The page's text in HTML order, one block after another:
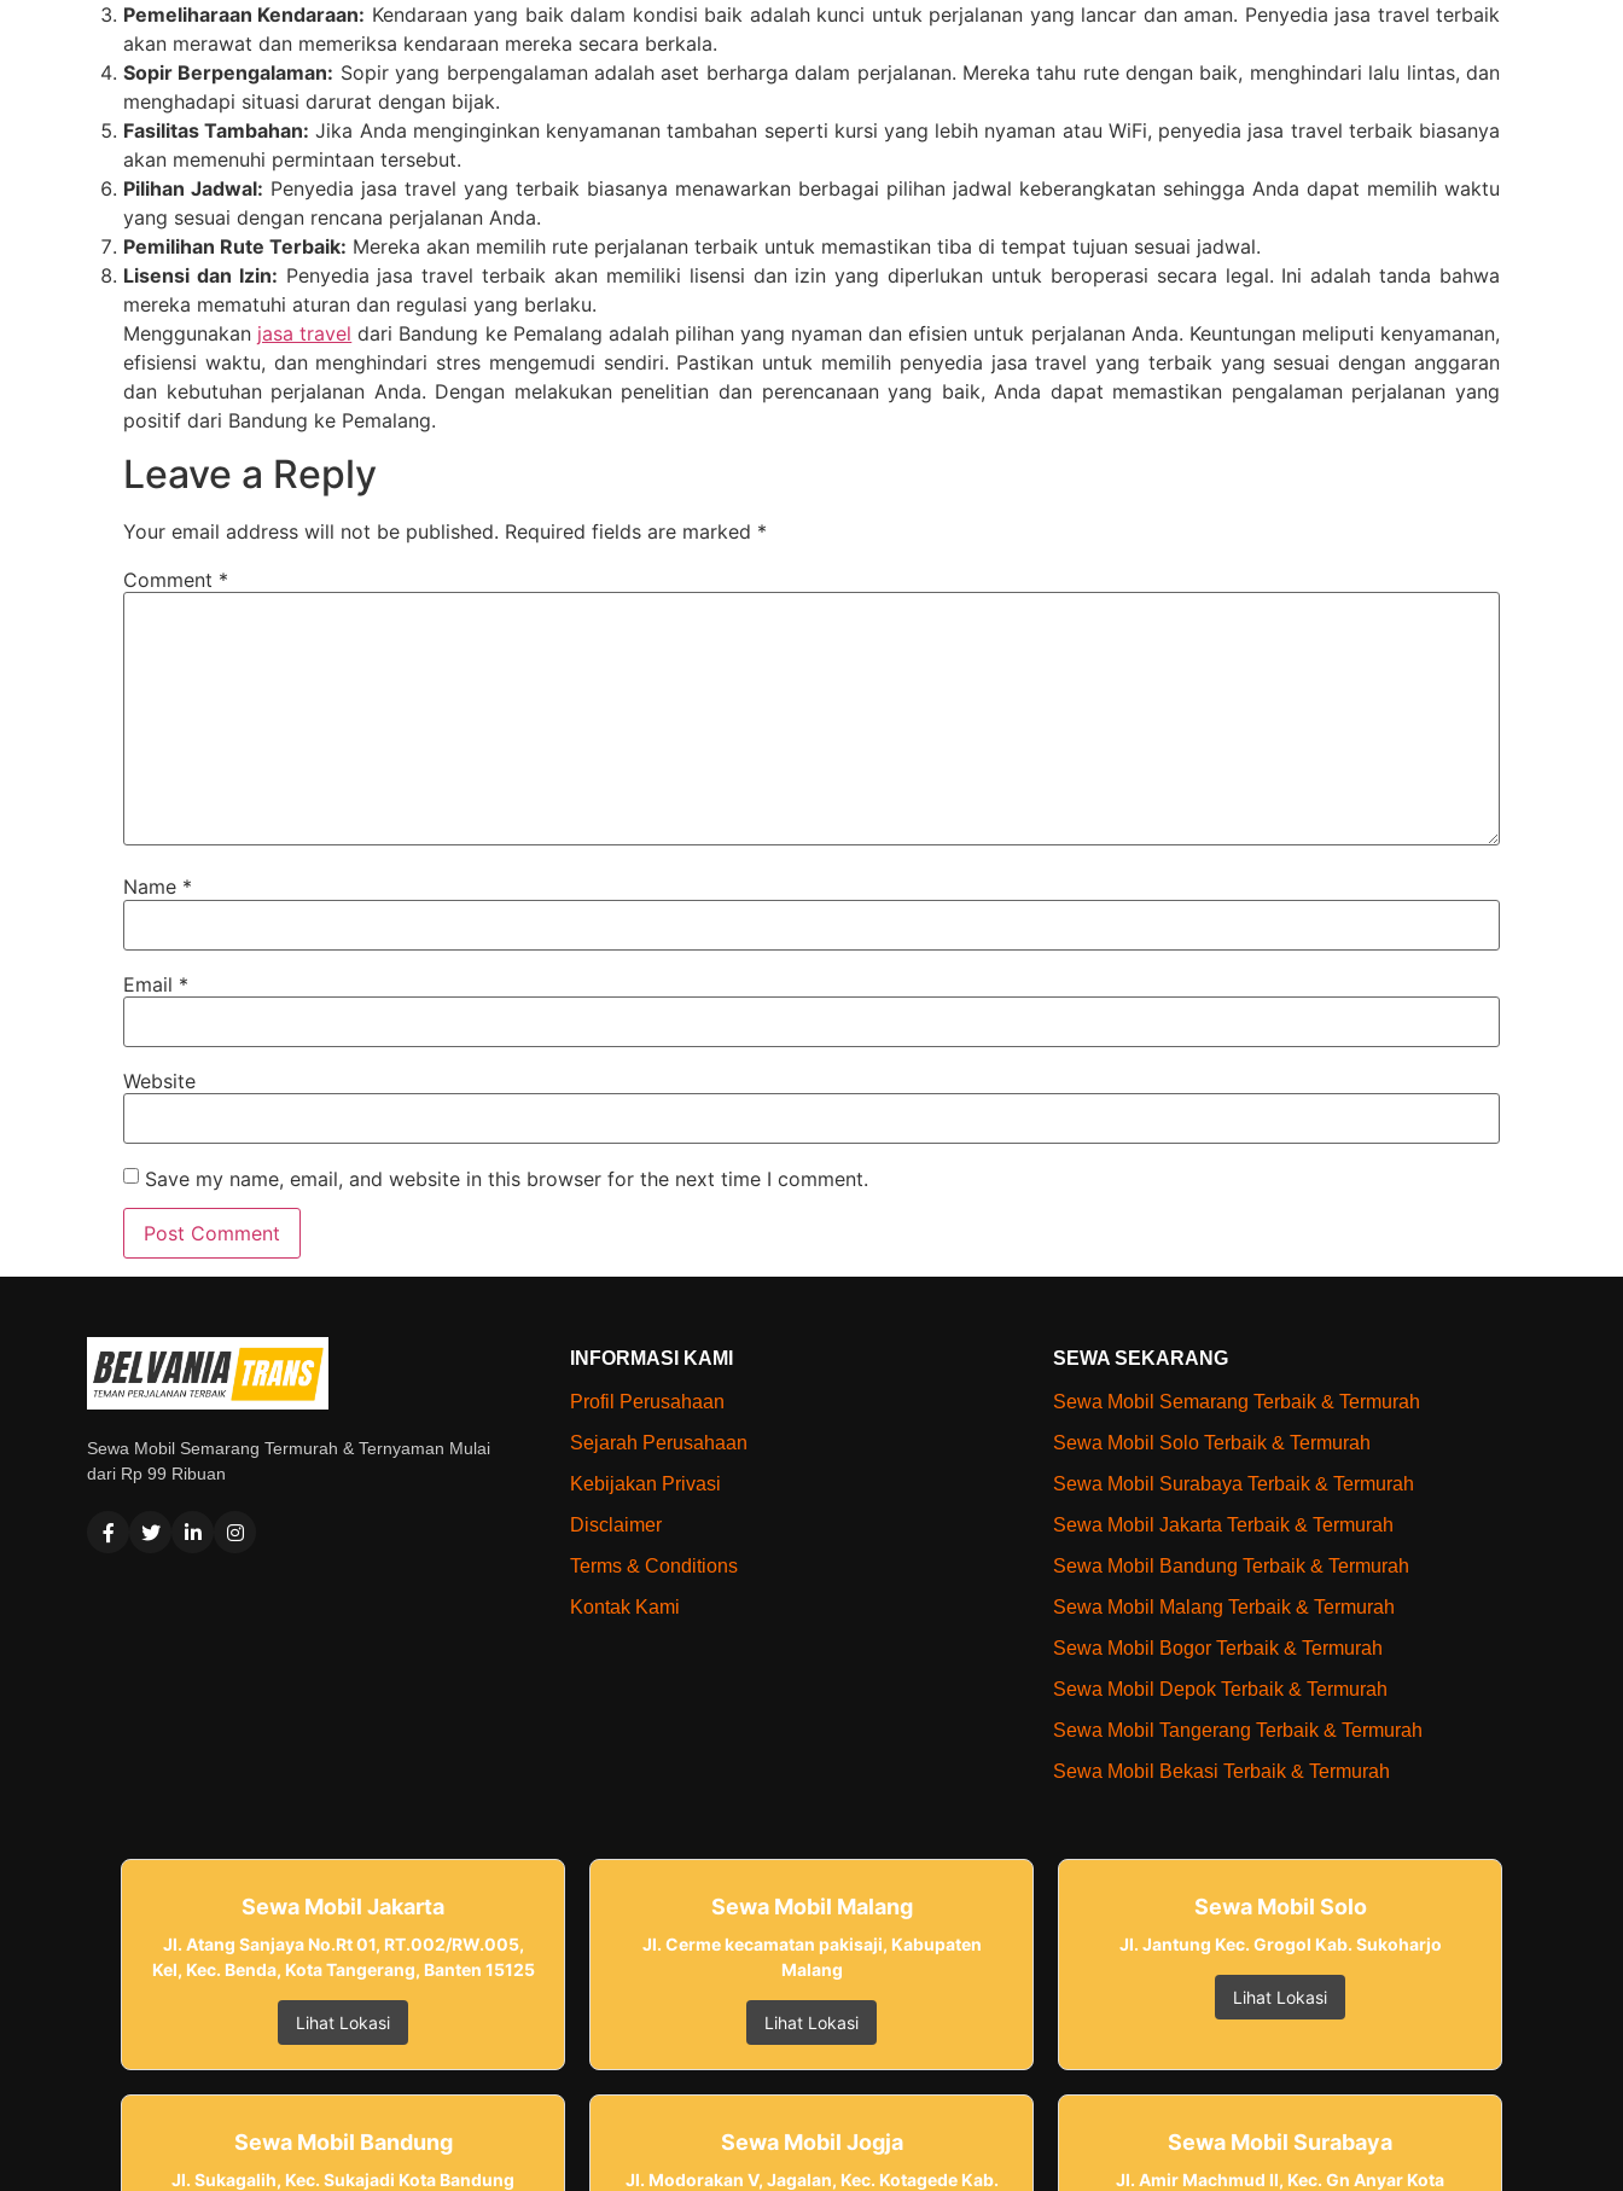
Pemeliharaan Kendaraan: Kendaraan yang baik dalam kondisi baik adalah kunci untuk perjalanan yang lancar dan aman. Penyedia jasa travel terbaik
akan merawat dan memeriksa kendaraan mereka secara berkala.
Sopir Berpengalaman: Sopir yang berpengalaman adalah aset berharga dalam perjalanan. Mereka tahu rute dengan baik, menghindari lalu lintas, dan
menghadapi situasi darurat dengan bijak.
Fasilitas Tambahan: Jika Anda menginginkan kenyamanan tambahan seperti kursi yang lebih nyaman atau WiFi, penyedia jasa travel terbaik biasanya
akan memenuhi permintaan tersebut.
Pilihan Jadwal: Penyedia jasa travel yang terbaik biasanya menawarkan berbagai pilihan jadwal keberangkatan sehingga Anda dapat memilih waktu
yang sesuai dengan rencana perjalanan Anda.
Pemilihan Rute Terbaik: Mereka akan memilih rute perjalanan terbaik untuk memastikan tiba di tempat tujuan sesuai jadwal.
Lisensi dan Izin: Penyedia jasa travel terbaik akan memiliki lisensi dan izin yang diperlukan untuk beroperasi secara legal. Ini adalah tanda bahwa
mereka mematuhi aturan dan regulasi yang berlaku.
Menggunakan jasa travel dari Bandung ke Pemalang adalah pilihan yang nyaman dan efisien untuk perjalanan Anda. Keuntungan meliputi kenyamanan,
efisiensi waktu, dan menghindari stres mengemudi sendiri. Pastikan untuk memilih penyedia jasa travel yang terbaik yang sesuai dengan anggaran
dan kebutuhan perjalanan Anda. Dengan melakukan penelitian dan perencanaan yang baik, Anda dapat memastikan pengalaman perjalanan yang
positif dari Bandung ke Pemalang.
Leave a Reply
Your email address will not be published. Required fields are marked *
Comment *
Name *
Email *
Website
Save my name, email, and website in this browser for the next time I comment.
Sewa Mobil Semarang Termurah & Ternyaman Mulai
dari Rp 99 Ribuan
INFORMASI KAMI
Profil Perusahaan
Sejarah Perusahaan
Kebijakan Privasi
Disclaimer
Terms & Conditions
Kontak Kami
SEWA SEKARANG
Sewa Mobil Semarang Terbaik & Termurah
Sewa Mobil Solo Terbaik & Termurah
Sewa Mobil Surabaya Terbaik & Termurah
Sewa Mobil Jakarta Terbaik & Termurah
Sewa Mobil Bandung Terbaik & Termurah
Sewa Mobil Malang Terbaik & Termurah
Sewa Mobil Bogor Terbaik & Termurah
Sewa Mobil Depok Terbaik & Termurah
Sewa Mobil Tangerang Terbaik & Termurah
Sewa Mobil Bekasi Terbaik & Termurah
Sewa Mobil Jakarta
Jl. Atang Sanjaya No.Rt 01, RT.002/RW.005,
Kel, Kec. Benda, Kota Tangerang, Banten 15125
Lihat Lokasi
Sewa Mobil Malang
Jl. Cerme kecamatan pakisaji, Kabupaten
Malang
Lihat Lokasi
Sewa Mobil Solo
Jl. Jantung Kec. Grogol Kab. Sukoharjo
Lihat Lokasi
Sewa Mobil Bandung
Jl. Sukagalih, Kec. Sukajadi Kota Bandung
Sewa Mobil Jogja
Jl. Modorakan V, Jagalan, Kec. Kotagede Kab.
Sewa Mobil Surabaya
Jl. Amir Machmud II, Kec. Gn Anyar Kota